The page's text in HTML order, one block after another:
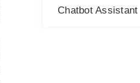
Mathematik und
erheblich“.
Trading Rooms ein „Labor“
in Kooperation
in der Fakultät dar.
Chatbot Assistant